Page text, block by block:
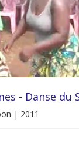
- Danse du
| 2011